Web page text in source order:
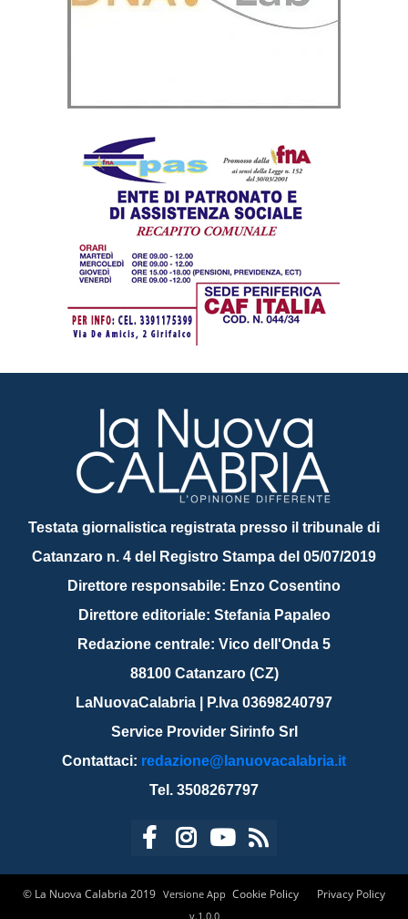
Testata giornalistica registrata presso il tribunale di
Catanzaro n. 4 del Registro Stampa del 05/07/2019
Direttore responsabile: Enzo Cosentino
Direttore editoriale: Stefania Papaleo
Redazione centrale: Vico dell'Onda 5
88100 Catanzaro (CZ)
LaNuovaCalabria | P.Iva 03698240797
Service Provider Sirinfo Srl
Contattaci: redazione@lanuovacalabria.it
Tel. 3508267797
© La Nuova Calabria 2019 Cookie Policy Privacy Policy
Versione App
v.1.0.0